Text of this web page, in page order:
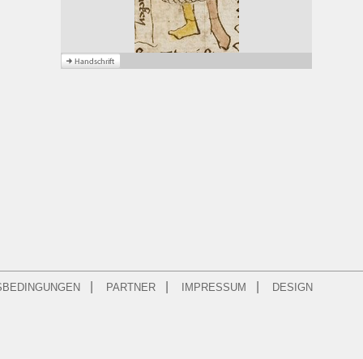
PARTNER IMPRESSUM DESIGN